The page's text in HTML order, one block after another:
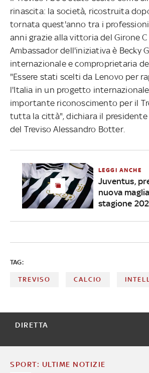
rinascita: la società, ricostruita
tornata quest'anno tra i
anni grazie alla vittoria del Girone C
Ambassador dell'iniziativa è Becky
internazionale e comproprietaria
"Essere stati scelti da Lenovo per
l'Italia in un progetto
importante riconoscimento per il
tutta la città", dichiara il presidente
del Treviso Alessandro Botter.
LEGGI ANCHE
Juventus,
nuova
stagione
TAG:
TREVISO CALCIO
DIRETTA
SPORT: ULTIME NOTIZIE